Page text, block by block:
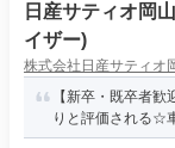
日産サティオ岡
イザー)
株式会社日産サティオ
【新卒・既卒者
りと評価される☆